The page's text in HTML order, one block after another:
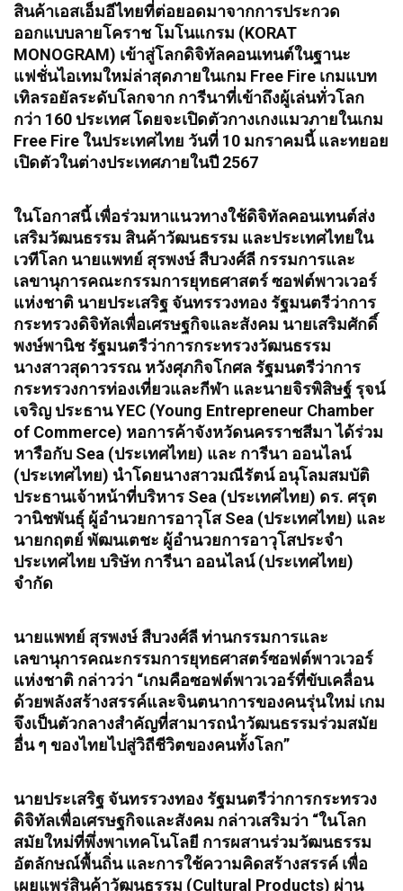
สินค้าเอสเอ็มอีไทยที่ต่อยอดมาจากการประกวด
ออกแบบลายโคราช โมโนแกรม (KORAT
MONOGRAM) เข้าสู่โลกดิจิทัลคอนเทนต์ในฐานะ
แฟชั่นไอเทมใหม่ล่าสุดภายในเกม Free Fire เกมแบท
เทิลรอยัลระดับโลกจาก การีนาที่เข้าถึงผู้เล่นทั่วโลก
กว่า 160 ประเทศ โดยจะเปิดตัวกางเกงแมวภายในเกม
Free Fire ในประเทศไทย วันที่ 10 มกราคมนี้ และทยอย
เปิดตัวในต่างประเทศภายในปี 2567
ในโอกาสนี้ เพื่อร่วมหาแนวทางใช้ดิจิทัลคอนเทนต์ส่ง
เสริมวัฒนธรรม สินค้าวัฒนธรรม และประเทศไทยใน
เวทีโลก นายแพทย์ สุรพงษ์ สืบวงศ์ลี กรรมการและ
เลขานุการคณะกรรมการยุทธศาสตร์ ซอฟต์พาวเวอร์
แห่งชาติ นายประเสริฐ จันทรรวงทอง รัฐมนตรีว่าการ
กระทรวงดิจิทัลเพื่อเศรษฐกิจและสังคม นายเสริมศักดิ์
พงษ์พานิช รัฐมนตรีว่าการกระทรวงวัฒนธรรม
นางสาวสุดาวรรณ หวังศุภกิจโกศล รัฐมนตรีว่าการ
กระทรวงการท่องเที่ยวและกีฬา และนายจิรพิสิษฐ์ รุจน์
เจริญ ประธาน YEC (Young Entrepreneur Chamber
of Commerce) หอการค้าจังหวัดนครราชสีมา ได้ร่วม
หารือกับ Sea (ประเทศไทย) และ การีนา ออนไลน์
(ประเทศไทย) นำโดยนางสาวมณีรัตน์ อนุโลมสมบัติ
ประธานเจ้าหน้าที่บริหาร Sea (ประเทศไทย) ดร. ศรุต
วานิชพันธุ์ ผู้อำนวยการอาวุโส Sea (ประเทศไทย) และ
นายกฤตย์ พัฒนเตชะ ผู้อำนวยการอาวุโสประจำ
ประเทศไทย บริษัท การีนา ออนไลน์ (ประเทศไทย)
จำกัด
นายแพทย์ สุรพงษ์ สืบวงศ์ลี ท่านกรรมการและ
เลขานุการคณะกรรมการยุทธศาสตร์ซอฟต์พาวเวอร์
แห่งชาติ กล่าวว่า “เกมคือซอฟต์พาวเวอร์ที่ขับเคลื่อน
ด้วยพลังสร้างสรรค์และจินตนาการของคนรุ่นใหม่ เกม
จึงเป็นตัวกลางสำคัญที่สามารถนำวัฒนธรรมร่วมสมัย
อื่น ๆ ของไทยไปสู่วิถีชีวิตของคนทั้งโลก”
นายประเสริฐ จันทรรวงทอง รัฐมนตรีว่าการกระทรวง
ดิจิทัลเพื่อเศรษฐกิจและสังคม กล่าวเสริมว่า “ในโลก
สมัยใหม่ที่พึ่งพาเทคโนโลยี การผสานร่วมวัฒนธรรม
อัตลักษณ์พื้นถิ่น และการใช้ความคิดสร้างสรรค์ เพื่อ
เผยแพร่สินค้าวัฒนธรรม (Cultural Products) ผ่าน